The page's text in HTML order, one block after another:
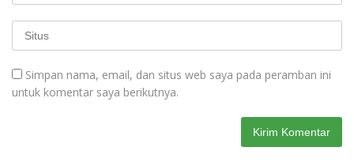
Simpan nama, email, dan situs web saya pada peramban ini
untuk komentar saya berikutnya.